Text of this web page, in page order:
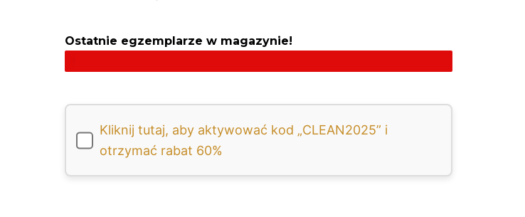
Ostatnie egzemplarze w magazynie!
Kliknij tutaj, aby aktywować kod „CLEAN2025” i
otrzymać rabat 60%